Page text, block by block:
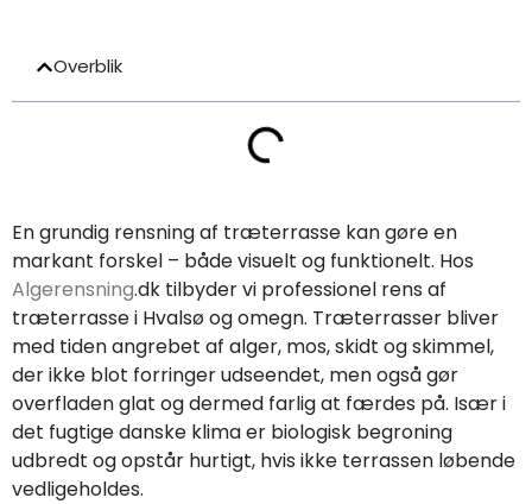
Overblik
En grundig rensning af træterrasse kan gøre en
markant forskel – både visuelt og funktionelt. Hos
Algerensning.dk tilbyder vi professionel rens af
træterrasse i Hvalsø og omegn. Træterrasser bliver
med tiden angrebet af alger, mos, skidt og skimmel,
der ikke blot forringer udseendet, men også gør
overfladen glat og dermed farlig at færdes på. Især i
det fugtige danske klima er biologisk begroning
udbredt og opstår hurtigt, hvis ikke terrassen løbende
vedligeholdes.